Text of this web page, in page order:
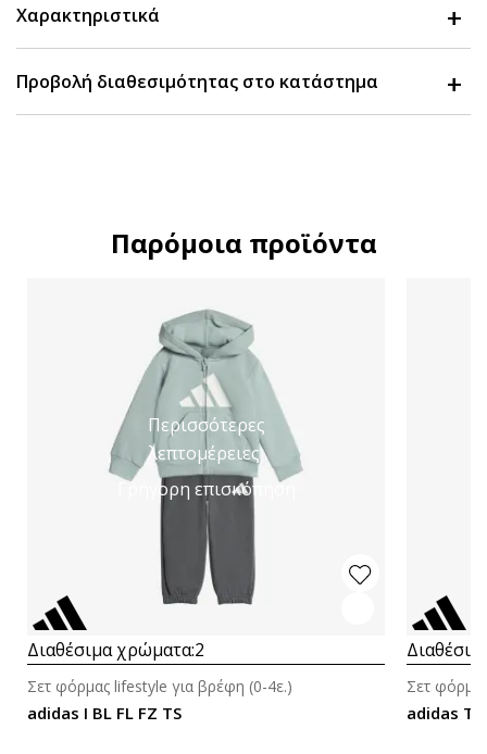
Χαρακτηριστικά
Προβολή διαθεσιμότητας στο κατάστημα
Παρόμοια προϊόντα
Περισσότερες
λεπτομέρειες
Γρήγορη επισκόπηση
Διαθέσιμα χρώματα:2
adidas I BL FL FZ TS
Σετ φόρμας lifestyle για βρέφη (0-4ε.)
adidas
Σετ